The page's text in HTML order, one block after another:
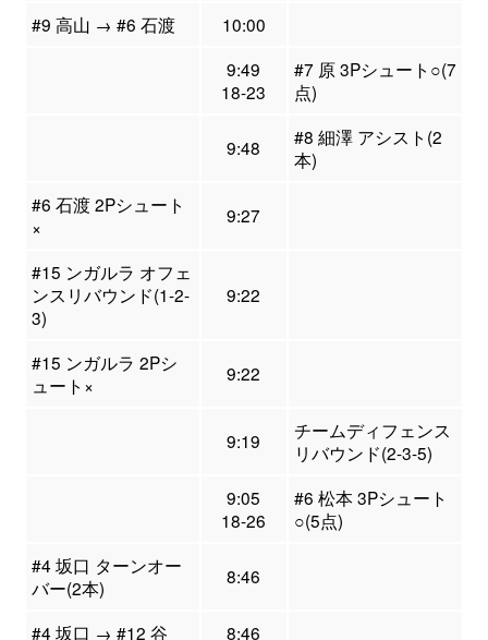
#9 高山 → #6 石渡
10:00
9:49
18-23
#7 原 3Pシュート○(7
点)
9:48
#8 細澤 アシスト(2
本)
#6 石渡 2Pシュート
×
9:27
#15 ンガルラ オフェ
ンスリバウンド(1-2-
3)
9:22
#15 ンガルラ 2Pシ
ュート×
9:22
9:19
チームディフェンス
リバウンド(2-3-5)
9:05
18-26
#6 松本 3Pシュート
○(5点)
#4 坂口 ターンオー
バー(2本)
8:46
#4 坂口 → #12 谷
8:46